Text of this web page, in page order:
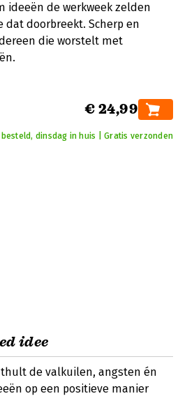
ideeën de werkweek zelden
dat doorbreekt. Scherp en
die worstelt met
€ 24,99
dinsdag in huis | Gratis verzonden
idee
de valkuilen, angsten én
op een positieve manier